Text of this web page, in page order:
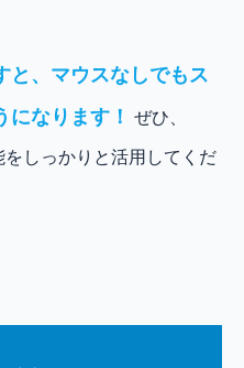
と、マウスなしでもス
になります！
ぜひ、
しっかりと活用してくだ